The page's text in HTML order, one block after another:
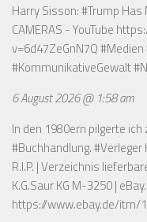
Harry Sisson: #Trump Has
CAMERAS - YouTube
v=6d47ZeGnN7Q
#KommunikativeGewalt
6 August 2026 @ 1:58 am
In den 1980ern pilgerte
#Buchhandlung.
R.I.P. | Verzeichnis
K.G.Saur KG M-3250 |
https://www.ebay.de/itm/